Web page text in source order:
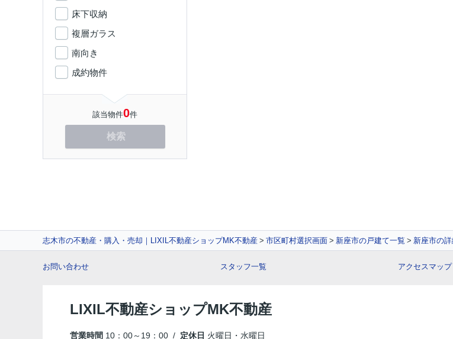
床下収納
複層ガラス
南向き
成約物件
該当物件0件
検索
志木市の不動産・購入・売却｜LIXIL不動産ショップMK不動産 市区町村選択画面 新座市の戸建て一覧 新座市の
お問い合わせ スタッフ一覧 アクセスマップ
LIXIL不動産ショップMK不動産
営業時間 10：00～19：00 / 定休日 火曜日・水曜日